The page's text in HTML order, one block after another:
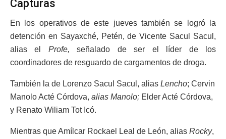
Capturas
En los operativos de este jueves también se logró la
detención en Sayaxché, Petén, de Vicente Sacul Sacul,
alias el Profe,señalado de ser el líder de los
coordinadores de resguardo de cargamentos de droga.
También la de Lorenzo Sacul Sacul, alias Lencho; Cervin
Manolo Acté Córdova, alias Manolo; Elder Acté Córdova,
y Renato Wiliam Tot Icó.
Mientras que Amílcar Rockael Leal de León, alias Rocky,